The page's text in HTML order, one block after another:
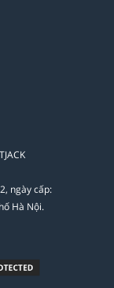
ngày cấp:
Hà Nội.